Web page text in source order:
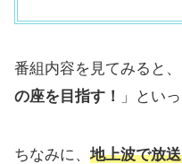
番組内容を見てみると、
の座を目指す！
」とい
ちなみに、 地上波で放